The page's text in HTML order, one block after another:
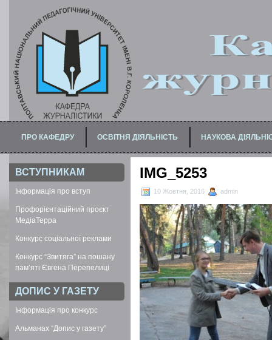
ПРО МАГІСТЕРСЬКУ ПРОГРАМУ ДЛЯ БАКАЛАВРІВ / СПЕЦІАЛІСТІВ
ПРО КАФЕДРУ ОСВІТНЯ ДІЯЛЬНІСТЬ НАУКОВА
ВСТУПНИКАМ
Інформація про вступ
Профорієнтаційний проєкт
МедіаТерра
Конкурс соціальної реклами
Конкурс “Звитяга” на пошану
пам’яті Євгена Перепелиці
ДОПИС У ГАЗЕТУ
Інформація про конкурс
Альманах “Допис у газету”
IMG_5253
10 Жовтня, 2016 admin